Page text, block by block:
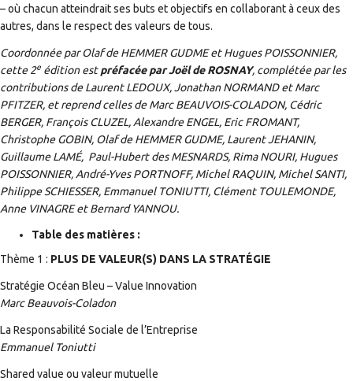
– où chacun atteindrait ses buts et objectifs en collaborant à ceux des
autres, dans le respect des valeurs de tous.
Coordonnée par Olaf de HEMMER GUDME et Hugues POISSONNIER,
cette 2e édition estpréfacée par Joël de ROSNAY, complétée par les
contributions de Laurent LEDOUX, Jonathan NORMAND et Marc
PFITZER, et reprend celles de Marc BEAUVOIS-COLADON, Cédric
BERGER, François CLUZEL, Alexandre ENGEL, Eric FROMANT,
Christophe GOBIN, Olaf de HEMMER GUDME, Laurent JEHANIN,
Guillaume LAMÉ, Paul-Hubert des MESNARDS, Rima NOURI, Hugues
POISSONNIER, André-Yves PORTNOFF, Michel RAQUIN, Michel SANTI,
Philippe SCHIESSER, Emmanuel TONIUTTI, Clément TOULEMONDE,
Anne VINAGRE et Bernard YANNOU.
Table des matières :
Thème 1 : PLUS DE VALEUR(S) DANS LA STRATÉGIE
Stratégie Océan Bleu – Value Innovation
Marc Beauvois-Coladon
La Responsabilité Sociale de l’Entreprise
Emmanuel Toniutti
Shared value ou valeur mutuelle